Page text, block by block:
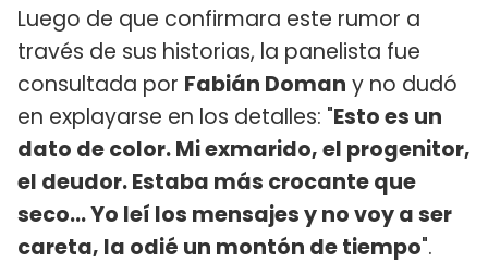
Luego de que confirmara este rumor a
través de sus historias, la panelista fue
consultada por Fabián Doman y no dudó
en explayarse en los detalles: "Esto es un
dato de color. Mi exmarido, el progenitor,
el deudor. Estaba más crocante que
seco... Yo leí los mensajes y no voy a ser
careta, la odié un montón de tiempo".